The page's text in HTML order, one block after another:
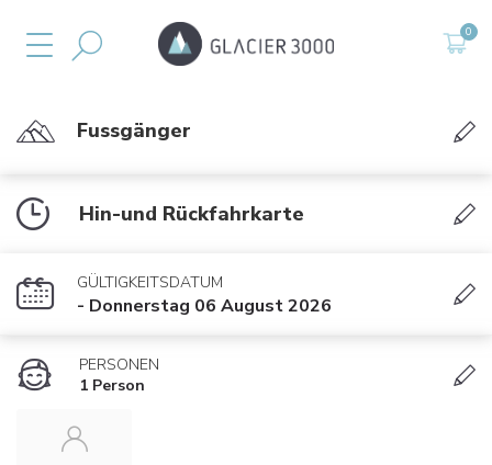
Fussgänger
Hin-und Rückfahrkarte
GÜLTIGKEITSDATUM
- Donnerstag 06 August 2026
PERSONEN
1 Person